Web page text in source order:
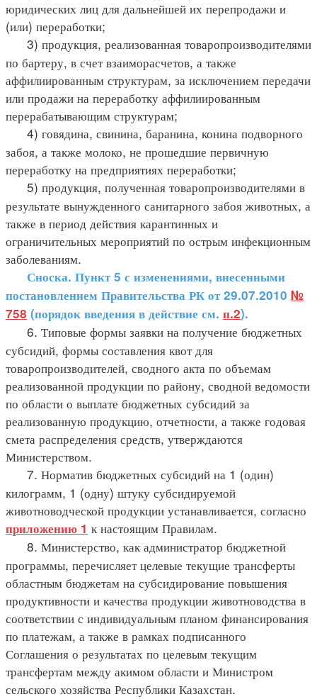
юридических лиц для дальнейшей их перепродажи и
(или) переработки;
3) продукция, реализованная товаропроизводителями
по бартеру, в счет взаиморасчетов, а также
аффилиированным структурам, за исключением передачи
или продажи на переработку аффилиированным
перерабатывающим структурам;
4) говядина, свинина, баранина, конина подворного
забоя, а также молоко, не прошедшие первичную
переработку на предприятиях переработки;
5) продукция, полученная товаропроизводителями в
результате вынужденного санитарного забоя животных, а
также в период действия карантинных и
ограничительных мероприятий по острым инфекционным
заболеваниям.
Сноска. Пункт 5 с изменениями, внесенными
постановлением Правительства РК от 29.07.2010 №
758 (порядок введения в действие см. п.2).
6. Типовые формы заявки на получение бюджетных
субсидий, формы составления квот для
товаропроизводителей, сводного акта по объемам
реализованной продукции по району, сводной ведомости
по области о выплате бюджетных субсидий за
реализованную продукцию, отчетности, а также годовая
смета распределения средств, утверждаются
Министерством.
7. Норматив бюджетных субсидий на 1 (один)
килограмм, 1 (одну) штуку субсидируемой
животноводческой продукции устанавливается, согласно
приложению 1 к настоящим Правилам.
8. Министерство, как администратор бюджетной
программы, перечисляет целевые текущие трансферты
областным бюджетам на субсидирование повышения
продуктивности и качества продукции животноводства в
соответствии с индивидуальным планом финансирования
по платежам, а также в рамках подписанного
Соглашения о результатах по целевым текущим
трансфертам между акимом области и Министром
сельского хозяйства Республики Казахстан.